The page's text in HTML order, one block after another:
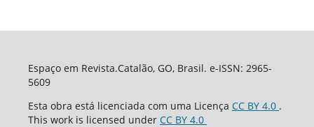
Espaço em Revista.Catalão, GO, Brasil. e-ISSN: 2965-
5609
Esta obra está licenciada com uma Licença CC BY 4.0 .
This work is licensed under CC BY 4.0